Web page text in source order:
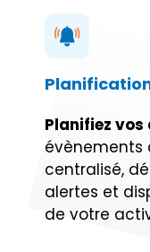
Planifiez
évènements
centralisé,
alertes et
de votre